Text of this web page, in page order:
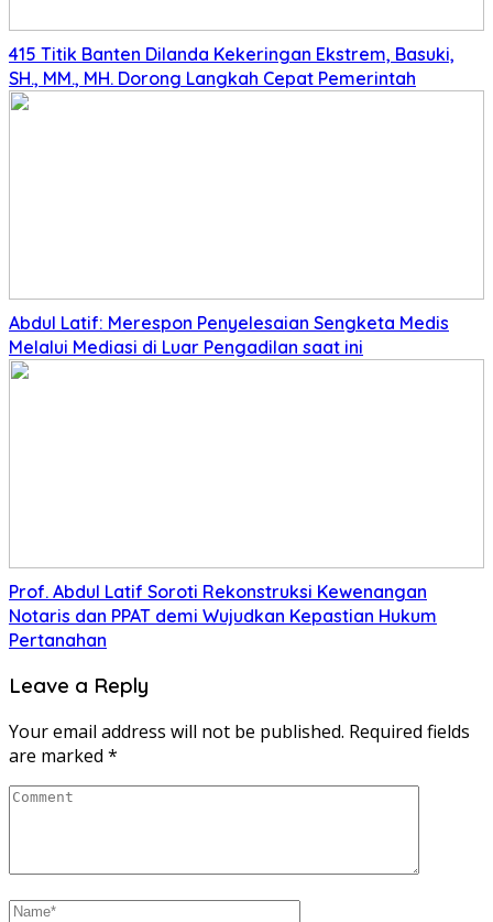
415 Titik Banten Dilanda Kekeringan Ekstrem, Basuki,
SH., MM., MH. Dorong Langkah Cepat Pemerintah
Abdul Latif: Merespon Penyelesaian Sengketa Medis
Melalui Mediasi di Luar Pengadilan saat ini
Prof. Abdul Latif Soroti Rekonstruksi Kewenangan
Notaris dan PPAT demi Wujudkan Kepastian Hukum
Pertanahan
Leave a Reply
Your email address will not be published. Required fields
are marked *